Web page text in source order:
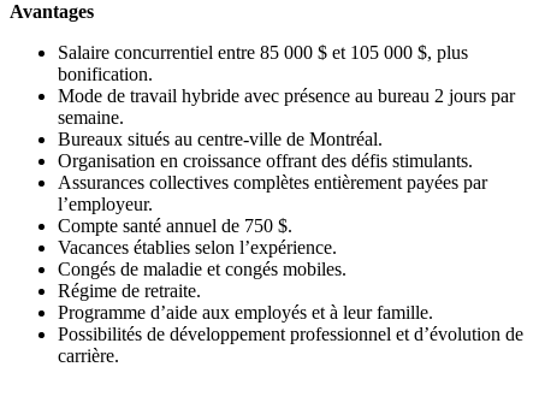
Avantages
Salaire concurrentiel entre 85 000 $ et 105 000 $, plus
bonification.
Mode de travail hybride avec présence au bureau 2 jours par
semaine.
Bureaux situés au centre-ville de Montréal.
Organisation en croissance offrant des défis stimulants.
Assurances collectives complètes entièrement payées par
l’employeur.
Compte santé annuel de 750 $.
Vacances établies selon l’expérience.
Congés de maladie et congés mobiles.
Régime de retraite.
Programme d’aide aux employés et à leur famille.
Possibilités de développement professionnel et d’évolution de
carrière.